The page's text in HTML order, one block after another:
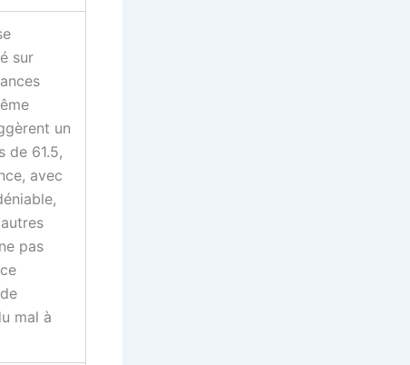
sur
un
de 61.5,
avec
pas
mal à